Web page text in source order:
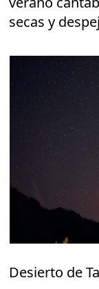
secas y
Desierto de